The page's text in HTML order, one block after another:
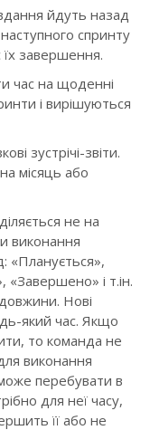
йдуть назад
спринту
їх завершення.
час на щоденні
і вирішуються
зустрічі-звіти.
місяць або
не на
виконання
«Планується»,
«Завершено» і т.ін.
Нові
який час. Якщо
то команда не
виконання
перебувати в
для неї часу,
її або не